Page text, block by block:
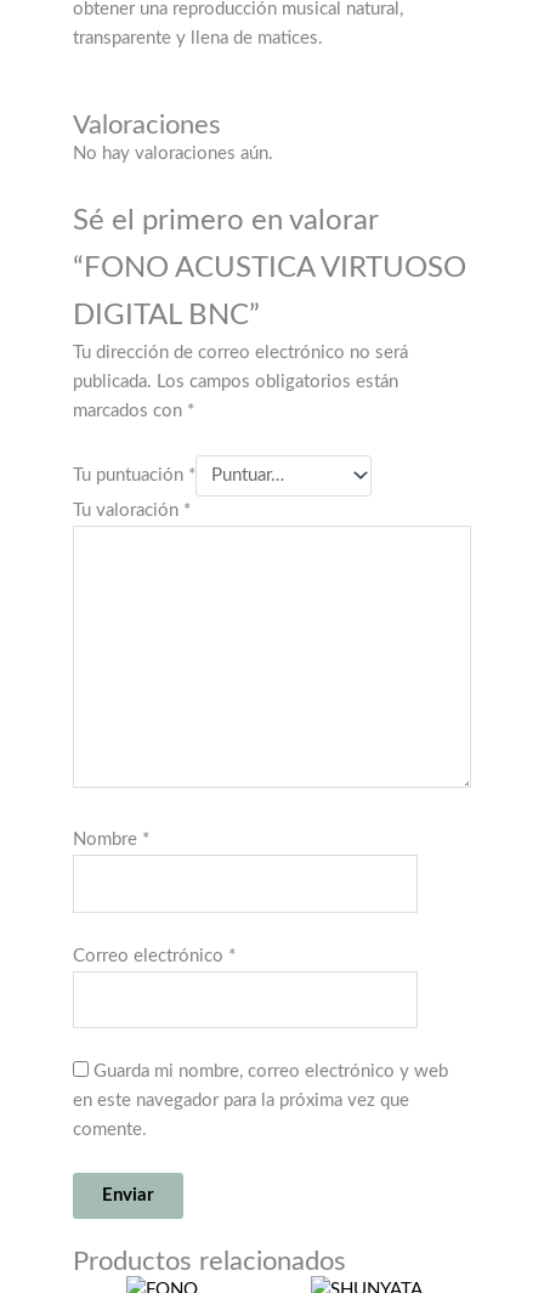
transparente y llena de matices.
Valoraciones
No hay valoraciones aún.
Sé el primero en valorar
“FONO ACUSTICA VIRTUOSO
DIGITAL BNC”
Tu dirección de correo electrónico no será
publicada.
Los campos obligatorios están
marcados con
*
Tu puntuación
*
Tu valoración
*
Nombre *
Correo electrónico *
Guarda mi nombre, correo electrónico y web
en este navegador para la próxima vez que
comente.
Productos relacionados